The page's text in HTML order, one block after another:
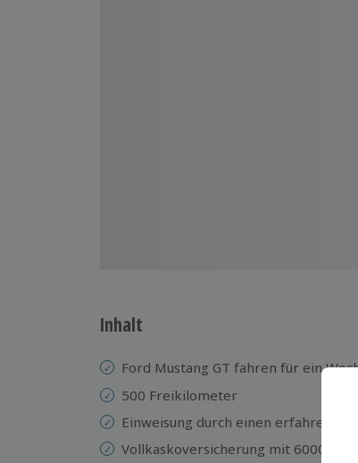
Inhalt
Ford Mustang GT fahren für ein
500 Freikilometer
Einweisung durch einen erfahrenen
Vollkaskoversicherung mit 6000 €